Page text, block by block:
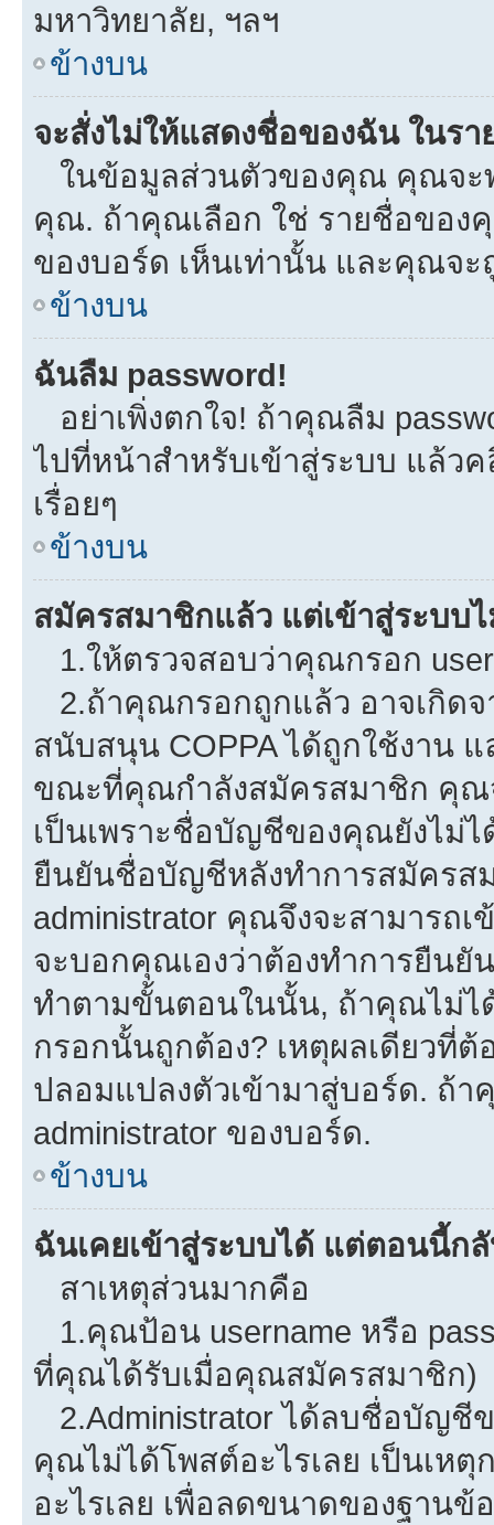
มหาวิทยาลัย, ฯลฯ
ข้างบน
จะสั่งไม่ให้แสดงชื่อของฉัน ในร
ในข้อมูลส่วนตัวของคุณ คุณจะ
คุณ. ถ้าคุณเลือก ใช่ รายชื่อของ
ของบอร์ด เห็นเท่านั้น และคุณจ
ข้างบน
ฉันลืม password!
อย่าเพิ่งตกใจ! ถ้าคุณลืม
ไปที่หน้าสำหรับเข้าสู่ระบบ แล้ว
เรื่อยๆ
ข้างบน
สมัครสมาชิกแล้ว แต่เข้าสู่ระบบ
1.ให้ตรวจสอบว่าคุณกรอก
2.ถ้าคุณกรอกถูกแล้ว อาจเกิดจ
สนับสนุน COPPA ได้ถูกใช้งาน
ขณะที่คุณกำลังสมัครสมาชิก คุณ
เป็นเพราะชื่อบัญชีของคุณยังไม่
ยืนยันชื่อบัญชีหลังทำการสมัครส
administrator คุณจึงจะสามารถ
จะบอกคุณเองว่าต้องทำการยืน
ทำตามขั้นตอนในนั้น, ถ้าคุณไม่ไ
กรอกนั้นถูกต้อง? เหตุผลเดียวที่
ปลอมแปลงตัวเข้ามาสู่บอร์ด. ถ้
administrator ของบอร์ด.
ข้างบน
ฉันเคยเข้าสู่ระบบได้ แต่ตอนนี้ก
สาเหตุส่วนมากคือ
1.คุณป้อน username หรือ
ที่คุณได้รับเมื่อคุณสมัครสมาชิก)
2.Administrator ได้ลบชื่อบัญชี
คุณไม่ได้โพสต์อะไรเลย เป็นเห
อะไรเลย เพื่อลดขนาดของฐาน